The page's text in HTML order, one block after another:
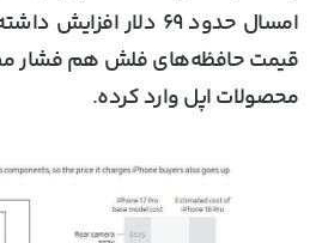
امسال حدود ۶۹ دلار
قیمت حافظه‌های فلش هم فشار
محصولات اپل وارد کرده.